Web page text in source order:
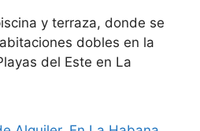
y terraza, donde se
dobles en la
del Este en La